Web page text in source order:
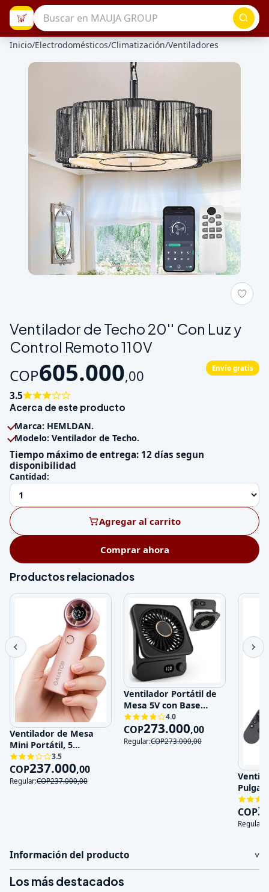
Inicio/Electrodomésticos/Climatización/Ventiladores
Ventilador de Techo 20'' Con Luz y
Control Remoto 110V
COP605.000,00 Envío gratis
3.5
Acerca de este producto
Marca: HEMLDAN.
Modelo: Ventilador de Techo.
Tiempo máximo de entrega: 12 días segun
disponibilidad
Cantidad:
Agregar al carrito
Comprar ahora
Productos relacionados
Ventilador de Mesa
Mini Portátil, 5
Velocidades, 5V,
Recargable
3.5
COP237.000,00
Regular:COP237.000,00
Ventilador Portátil de
Mesa 5V con Base
Magnética y 100
Velocidades
4.0
COP273.000,00
Regular:COP273.000,00
120V
COP
Regular:
Información del producto
Los más destacados